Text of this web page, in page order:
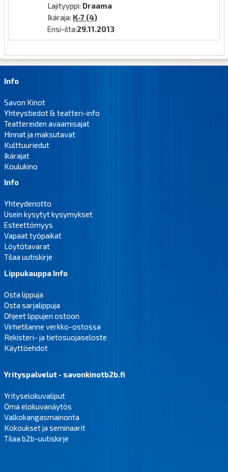
Lajityyppi: Draama
Ikäraja: K-7 (4)
Ensi-ilta:29.11.2013
Info
Savon Kinot
Yhteystiedot & teatteri-info
Teattereiden avaamisajat
Hinnat ja maksutavat
Kulttuuriedut
Ikärajat
Koulukino
Info
Yhteydenotto
Usein kysytyt kysymykset
Esteettömyys
Vapaat työpaikat
Löytötavarat
Tilaa uutiskirje
Lippukauppa Info
Osta lippuja
Osta sarjalippuja
Ohjeet lippujen ostoon
Virhetilanne verkko-ostossa
Rekisteri- ja tietosuojaseloste
Käyttöehdot
Yrityspalvelut - savonkinotb2b.fi
Yrityselokuvaliput
Oma elokuvanäytös
Valkokangasmainonta
Kokoukset ja seminaarit
Tilaa b2b-uutiskirje